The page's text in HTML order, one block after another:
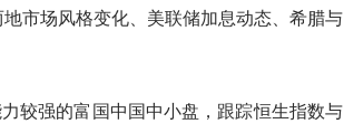
市场风格变化、美联储加息动态、希腊与
较强的富国中国中小盘，跟踪恒生指数与